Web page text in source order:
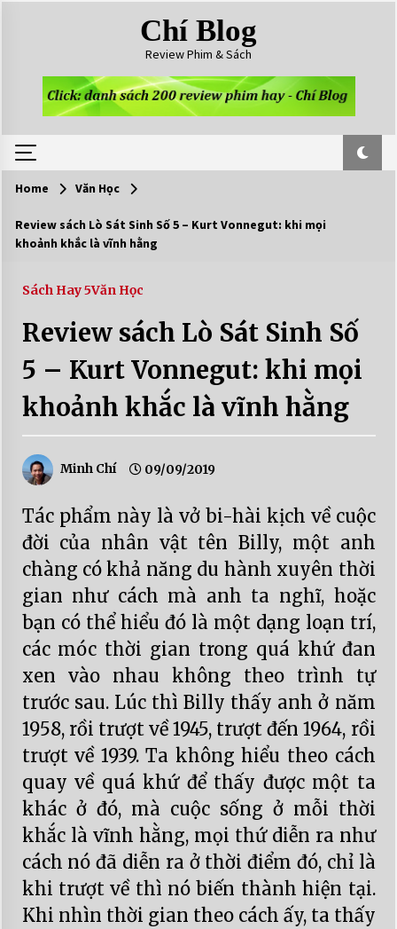
Chí Blog
Review Phim & Sách
Home Văn Học
Review sách Lò Sát Sinh Số 5 – Kurt Vonnegut: khi mọi
khoảnh khắc là vĩnh hằng
Sách Hay 5Văn Học
Review sách Lò Sát Sinh Số
5 – Kurt Vonnegut: khi mọi
khoảnh khắc là vĩnh hằng
Minh Chí 09/09/2019
Tác phẩm này là vở bi-hài kịch về cuộc
đời của nhân vật tên Billy, một anh
chàng có khả năng du hành xuyên thời
gian như cách mà anh ta nghĩ, hoặc
bạn có thể hiểu đó là một dạng loạn trí,
các móc thời gian trong quá khứ đan
xen vào nhau không theo trình tự
trước sau. Lúc thì Billy thấy anh ở năm
1958, rồi trượt về 1945, trượt đến 1964, rồi
trượt về 1939. Ta không hiểu theo cách
quay về quá khứ để thấy được một ta
khác ở đó, mà cuộc sống ở mỗi thời
khắc là vĩnh hằng, mọi thứ diễn ra như
cách nó đã diễn ra ở thời điểm đó, chỉ là
khi trượt về thì nó biến thành hiện tại.
Khi nhìn thời gian theo cách ấy, ta thấy